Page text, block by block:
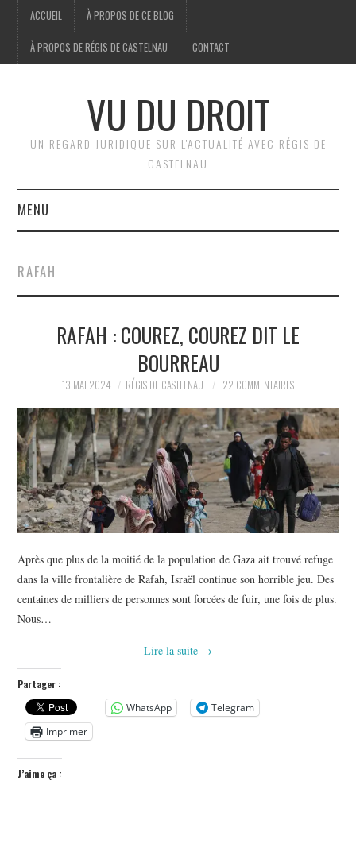
ACCUEIL À PROPOS DE CE BLOG
À PROPOS DE RÉGIS DE CASTELNAU CONTACT
VU DU DROIT
UN REGARD JURIDIQUE SUR L'ACTUALITÉ AVEC RÉGIS DE
CASTELNAU
MENU
BRÈVES
JURIDIQUE
HISTOIRE
CULTURE
SPORT
RAFAH
RAFAH : COUREZ, COUREZ DIT LE
BOURREAU
13 MAI 2024 RÉGIS DE CASTELNAU 22 COMMENTAIRES
Après que plus de la moitié de la population de Gaza ait trouvé refuge
dans la ville frontalière de Rafah, Israël continue son horrible jeu. Des
centaines de milliers de personnes sont forcées de fuir, une fois de plus.
Nous…
Lire la suite →
Partager :
WhatsApp
Telegram
Imprimer
J’aime ça :